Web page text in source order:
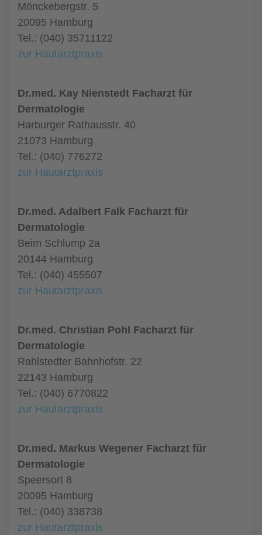
Mönckebergstr. 5
20095 Hamburg
Tel.: (040) 35711122
zur Hautarztpraxis
Dr.med. Kay Nienstedt Facharzt für
Dermatologie
Harburger Rathausstr. 40
21073 Hamburg
Tel.: (040) 776272
zur Hautarztpraxis
Dr.med. Adalbert Falk Facharzt für
Dermatologie
Beim Schlump 2a
20144 Hamburg
Tel.: (040) 455507
zur Hautarztpraxis
Dr.med. Christian Pohl Facharzt für
Dermatologie
Rahlstedter Bahnhofstr. 22
22143 Hamburg
Tel.: (040) 6770822
zur Hautarztpraxis
Dr.med. Markus Wegener Facharzt für
Dermatologie
Speersort 8
20095 Hamburg
Tel.: (040) 338738
zur Hautarztpraxis